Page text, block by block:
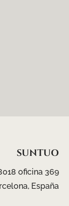
SUNTUO
oficina 369
España